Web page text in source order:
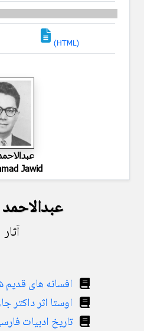
(HTML)
Jawid
آثار
افسانه های قدیم
اوستا اثر داکتر
تاریخ ادبیات